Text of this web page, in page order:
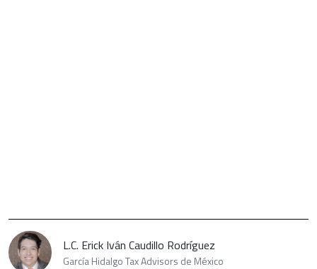
L.C. Erick Iván Caudillo Rodríguez
García Hidalgo Tax Advisors de México